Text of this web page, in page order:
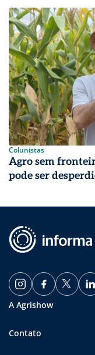
Colunistas
Agro sem
pode ser
A Agrishow
Contato